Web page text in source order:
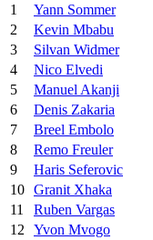
1
Yann Sommer
2
Kevin Mbabu
3
Silvan Widmer
4
Nico Elvedi
5
Manuel Akanji
6
Denis Zakaria
7
Breel Embolo
8
Remo Freuler
9
Haris Seferovic
10 Granit Xhaka
11
Ruben Vargas
12
Yvon Mvogo